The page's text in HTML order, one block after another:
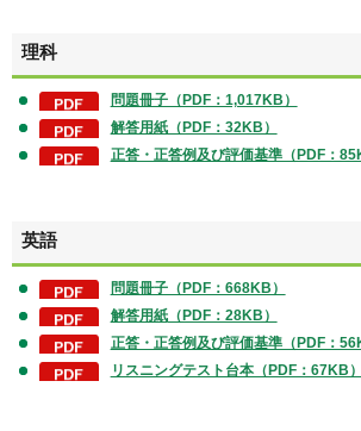
理科
問題冊子（PDF：1,017KB）
解答用紙（PDF：32KB）
正答・正答例及び評価基準（PDF：
英語
問題冊子（PDF：668KB）
解答用紙（PDF：28KB）
正答・正答例及び評価基準（PDF：
リスニングテスト台本（PDF：67KB）